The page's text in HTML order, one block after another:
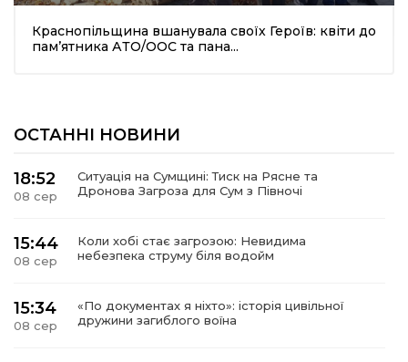
Краснопільщина вшанувала своїх Героїв: квіти до
пам’ятника АТО/ООС та пана...
ОСТАННІ НОВИНИ
18:52
08 сер
Ситуація на Сумщині: Тиск на Рясне та
Дронова Загроза для Сум з Півночі
15:44
08 сер
Коли хобі стає загрозою: Невидима
небезпека струму біля водойм
15:34
08 сер
«По документах я ніхто»: історія цивільної
дружини загиблого воїна